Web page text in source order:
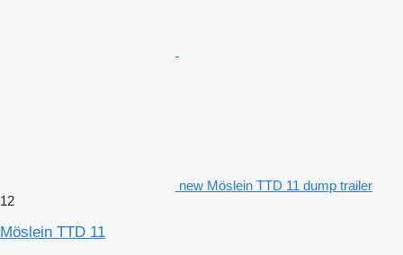
new Möslein TTD 11 dump trailer
12
Möslein TTD 11